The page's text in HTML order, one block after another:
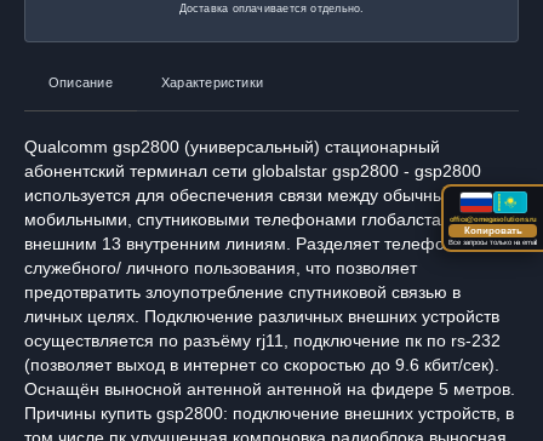
Доставка оплачивается отдельно.
Описание Характеристики
Qualcomm gsp2800 (универсальный) стационарный
абонентский терминал сети globalstar gsp2800 - gsp2800
используется для обеспечения связи между обычными,
мобильными, спутниковыми телефонами глобалстар по 3
внешним 13 внутренним линиям. Разделяет телефоны
служебного/ личного пользования, что позволяет
предотвратить злоупотребление спутниковой связью в
личных целях. Подключение различных внешних устройств
осуществляется по разъёму rj11, подключение пк по rs-232
(позволяет выход в интернет со скоростью до 9.6 кбит/сек).
Оснащён выносной антенной антенной на фидере 5 метров.
Причины купить gsp2800: подключение внешних устройств, в
office@omegasolutions.ru
Копировать
Все запросы только на email